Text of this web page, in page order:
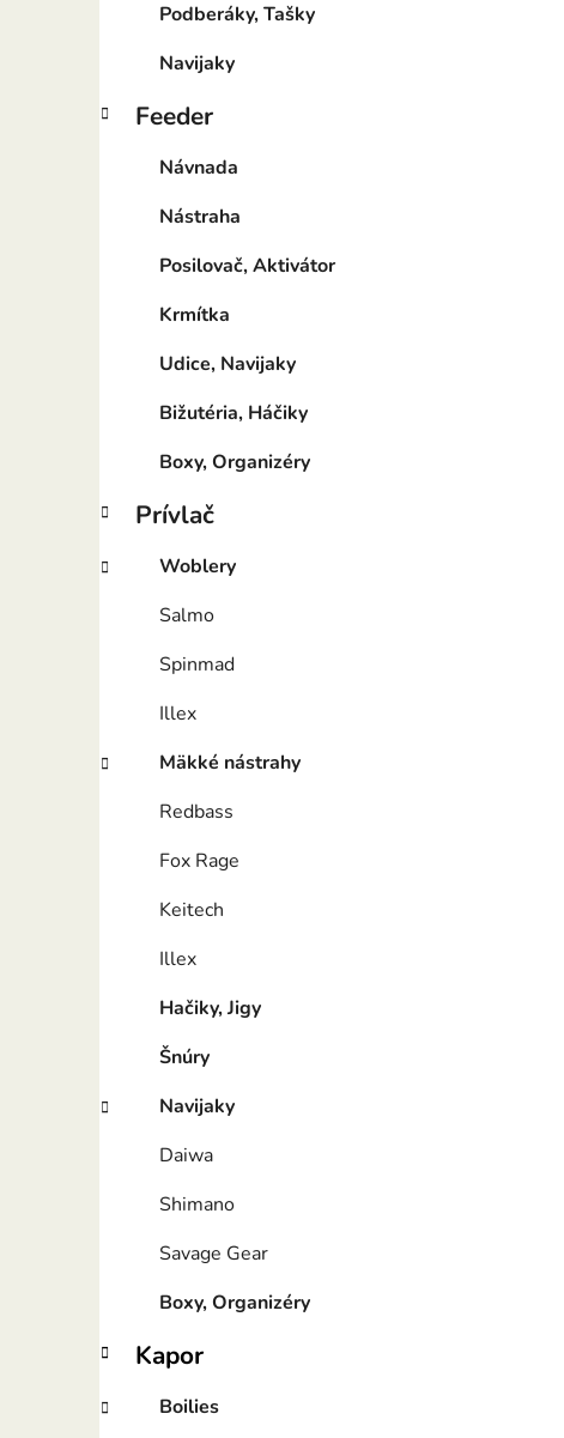
Podberáky, Tašky
Navijaky
Feeder
Návnada
Nástraha
Posilovač, Aktivátor
Krmítka
Udice, Navijaky
Bižutéria, Háčiky
Boxy, Organizéry
Prívlač
Woblery
Salmo
Spinmad
Illex
Mäkké nástrahy
Redbass
Fox Rage
Keitech
Illex
Hačiky, Jigy
Šnúry
Navijaky
Daiwa
Shimano
Savage Gear
Boxy, Organizéry
Kapor
Boilies